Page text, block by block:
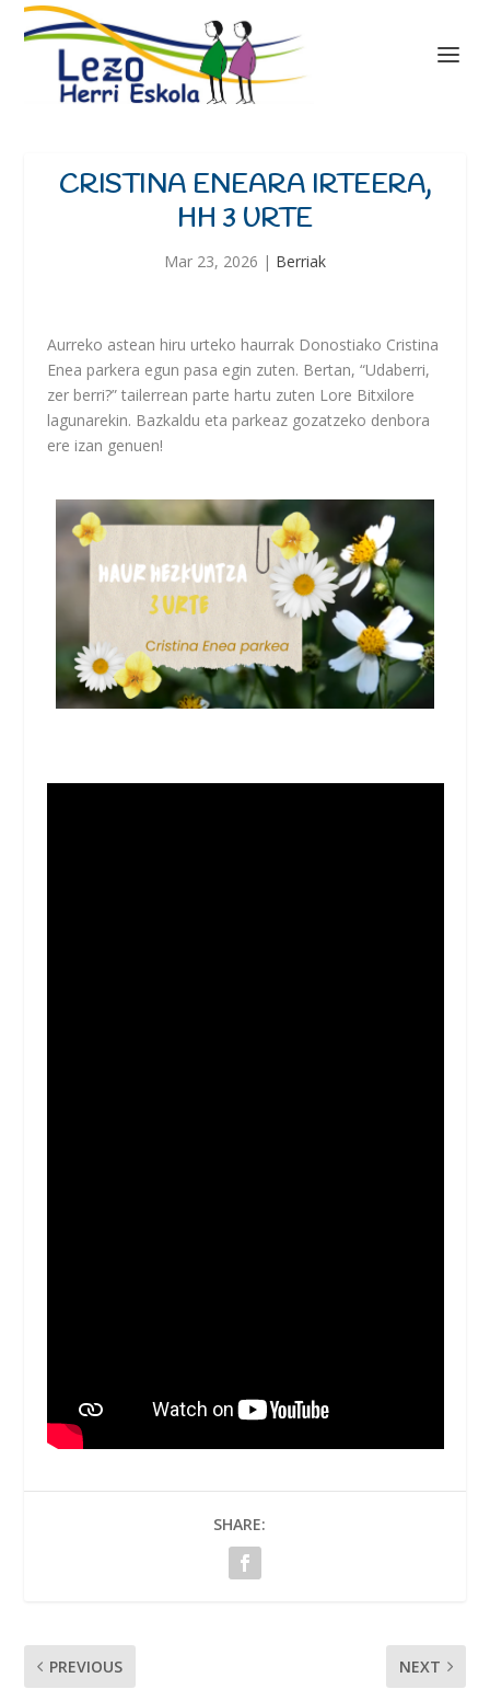
CRISTINA ENEARA IRTEERA,
HH 3 URTE
Mar 23, 2026 | Berriak
Aurreko astean hiru urteko haurrak Donostiako Cristina
Enea parkera egun pasa egin zuten. Bertan, “Udaberri,
zer berri?” tailerrean parte hartu zuten Lore Bitxilore
lagunarekin. Bazkaldu eta parkeaz gozatzeko denbora
ere izan genuen!
SHARE:
PREVIOUS NEXT